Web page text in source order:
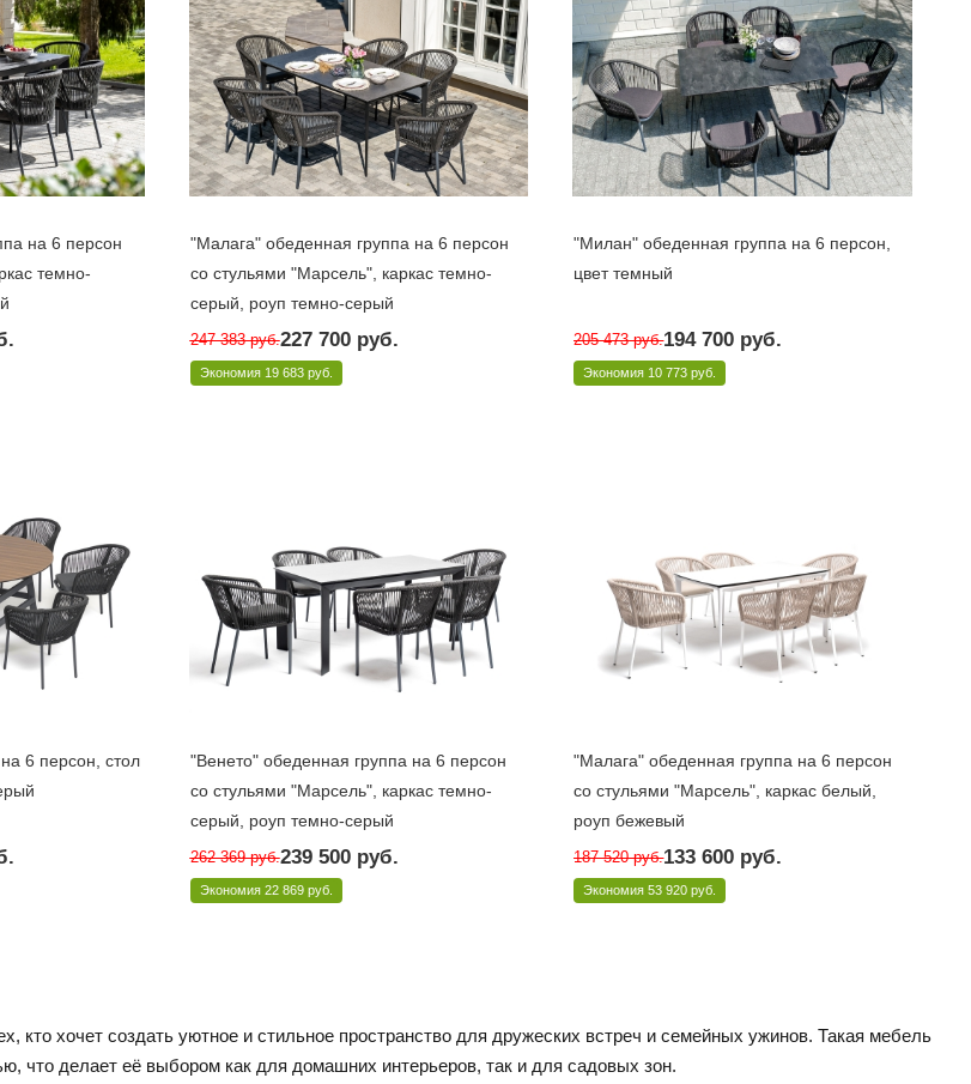
на 6 персон
темно-
"Малага" обеденная группа на 6 персон
со стульями "Марсель", каркас темно-
серый, роуп темно-серый
Под заказ 10 дней
Арт.: MAL-CM6T1-7-SET D-gray
247 383руб.227 700руб.
Экономия 19 683 руб.
"Милан" обеденная группа на 6 персон,
цвет темный
Под заказ 10 дней
Арт.: Indoor-4SiS-2419 dark
205 473руб.194 700 руб.
Экономия 10 773 руб.
6 персон, стол
"Венето" обеденная группа на 6 персон
со стульями "Марсель", каркас темно-
серый, роуп темно-серый
Под заказ 10 дней
Арт.: VEN-CM6T1-7-SET D-gray
262 369руб.239 500руб.
Экономия 22 869 руб.
"Малага" обеденная группа на 6 персон
со стульями "Марсель", каркас белый,
роуп бежевый
Под заказ 10 дней
Арт.: MAL-CM6T1-7-SET beige
187 520руб.133 600 руб.
Экономия53 920 руб.
хочет создать уютное и стильное пространство для дружеских встреч и семейных ужинов. Такая мебель
что делает её выбором как для домашних интерьеров, так и для садовых зон.